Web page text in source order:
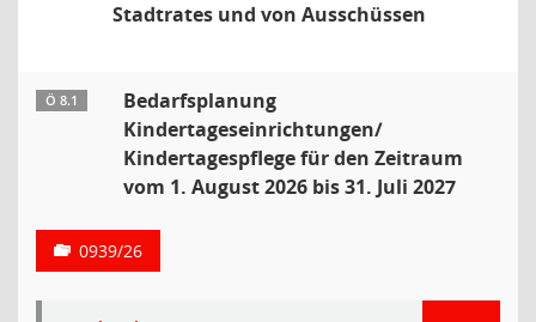
Stadtrates und von Ausschüssen
Ö 8.1
Bedarfsplanung
Kindertageseinrichtungen/
Kindertagespflege für den Zeitraum
vom 1. August 2026 bis 31. Juli 2027
0939/26